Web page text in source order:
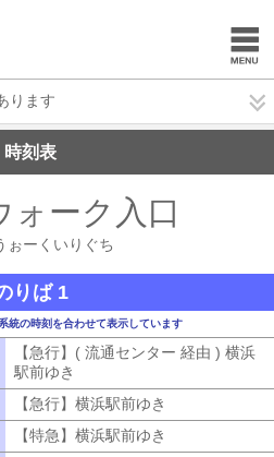
ります
時刻表
ォーク入口
ぉーくいりぐち
りば 1
統の時刻を合わせて表示しています
【急行】( 流通センター 経由 ) 横浜
駅前ゆき
【急行】横浜駅前ゆき
【特急】横浜駅前ゆき